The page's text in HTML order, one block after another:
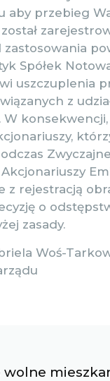
aby przebieg
Spółek
uszczuplenia
z
konsekwencji,
z rejestracją
o
zasady.
Woś-
wolne